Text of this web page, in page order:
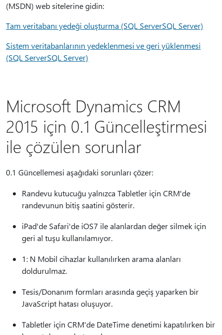
(MSDN) web sitelerine gidin:
Tam veritabanı yedeği oluşturma (SQL ServerSQL Server)
Sistem veritabanlarının yedeklenmesi ve geri yüklenmesi
(SQL ServerSQL Server)
Microsoft Dynamics CRM
2015 için 0.1 Güncelleştirmesi
ile çözülen sorunlar
0.1 Güncellemesi aşağıdaki sorunları çözer:
Randevu kutucuğu yalnızca Tabletler için CRM'de
randevunun bitiş saatini gösterir.
iPad'de Safari'de iOS7 ile alanlardan değer silmek için
geri al tuşu kullanılamıyor.
1: N Mobil cihazlar kullanılırken arama alanları
doldurulmaz.
Tesis/Donanım formları arasında geçiş yaparken bir
JavaScript hatası oluşuyor.
Tabletler için CRM'de DateTime denetimi kapatılırken bir